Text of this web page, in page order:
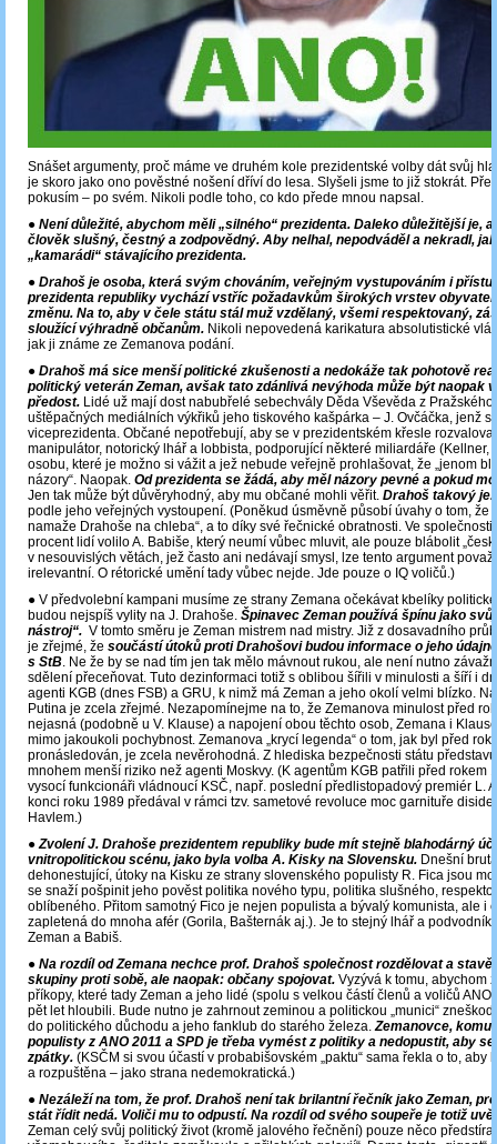
Snášet argumenty, proč máme ve druhém kole prezidentské volby dát svůj
je skoro jako ono pověstné nošení dříví do lesa. Slyšeli jsme to již stokrát.
pokusím – po svém. Nikoli podle toho, co kdo přede mnou napsal.
● Není důležité, abychom měli „silného“ prezidenta. Daleko důležitější je,
člověk slušný, čestný a zodpovědný. Aby nelhal, nepodváděl a nekradl,
„kamarádi“ stávajícího prezidenta.
● Drahoš je osoba, která svým chováním, veřejným vystupováním i
prezidenta republiky vychází vstříc požadavkům širokých vrstev
změnu. Na to, aby v čele státu stál muž vzdělaný, všemi respektovaný,
sloužící výhradně občanům. Nikoli nepovedená karikatura absolutistické
jak ji známe ze Zemanova podání.
● Drahoš má sice menší politické zkušenosti a nedokáže tak pohotově
politický veterán Zeman, avšak tato zdánlivá nevýhoda může být naopak
předost. Lidé už mají dost nabubřelé sebechvály Děda Vševěda z
uštěpačných mediálních výkřiků jeho tiskového kašpárka – J. Ovčáčka, jenž
viceprezidenta. Občané nepotřebují, aby se v prezidentském křesle
manipulátor, notorický lhář a lobbista, podporující některé miliardáře (Kellner,
osobu, které je možno si vážit a jež nebude veřejně prohlašovat, že „jenom
názory“. Naopak. Od prezidenta se žádá, aby měl názory pevné a pokud
Jen tak může být důvěryhodný, aby mu občané mohli věřit. Drahoš takový je.
podle jeho veřejných vystoupení. (Poněkud úsměvně působí úvahy o tom, že
namaže Drahoše na chleba“, a to díky své řečnické obratnosti. Ve
procent lidí volilo A. Babiše, který neumí vůbec mluvit, ale pouze blábolit
v nesouvislých větách, jež často ani nedávají smysl, lze tento argument
irelevantní. O rétorické umění tady vůbec nejde. Jde pouze o IQ voličů.)
● V předvolební kampani musíme ze strany Zemana očekávat kbelíky
budou nejspíš vylity na J. Drahoše. Špinavec Zeman používá špínu jako
nástroj“. V tomto směru je Zeman mistrem nad mistry. Již z dosavadního
je zřejmé, že součástí útoků proti Drahošovi budou informace o jeho
s StB. Ne že by se nad tím jen tak mělo mávnout rukou, ale není nutno
sdělení přeceňovat. Tuto dezinformaci totiž s oblibou šířili v minulosti a šíří i
agenti KGB (dnes FSB) a GRU, k nimž má Zeman a jeho okolí velmi blízko.
Putina je zcela zřejmé. Nezapomínejme na to, že Zemanova minulost před
nejasná (podobně u V. Klause) a napojení obou těchto osob, Zemana i
mimo jakoukoli pochybnost. Zemanova „krycí legenda“ o tom, jak byl před
pronásledován, je zcela nevěrohodná. Z hlediska bezpečnosti státu
mnohem menší riziko než agenti Moskvy. (K agentům KGB patřili před rokem
vysocí funkcionáři vládnoucí KSČ, např. poslední předlistopadový premiér L.
konci roku 1989 předával v rámci tzv. sametové revoluce moc garnituře
Havlem.)
● Zvolení J. Drahoše prezidentem republiky bude mít stejně blahodárný
vnitropolitickou scénu, jako byla volba A. Kisky na Slovensku. Dnešní
dehonestující, útoky na Kisku ze strany slovenského populisty R. Fica jsou
se snaží pošpinit jeho pověst politika nového typu, politika slušného,
oblíbeného. Přitom samotný Fico je nejen populista a bývalý komunista, ale i
zapletená do mnoha afér (Gorila, Bašternák aj.). Je to stejný lhář a
Zeman a Babiš.
● Na rozdíl od Zemana nechce prof. Drahoš společnost rozdělovat a
skupiny proti sobě, ale naopak: občany spojovat. Vyzývá k tomu, abychom
příkopy, které tady Zeman a jeho lidé (spolu s velkou částí členů a voličů ANO
pět let hloubili. Bude nutno je zahrnout zeminou a politickou „munici“
do politického důchodu a jeho fanklub do starého železa.Zemanovce,
populisty z ANO 2011 a SPD je třeba vymést z politiky a nedopustit, aby
zpátky. (KSČM si svou účastí v probabišovském „paktu“ sama řekla o to, aby
a rozpuštěna – jako strana nedemokratická.)
● Nezáleží na tom, že prof. Drahoš není tak brilantní řečník jako Zeman,
stát řídit nedá. Voliči mu to odpustí. Na rozdíl od svého soupeře je totiž
Zeman celý svůj politický život (kromě jalového řečnění) pouze něco